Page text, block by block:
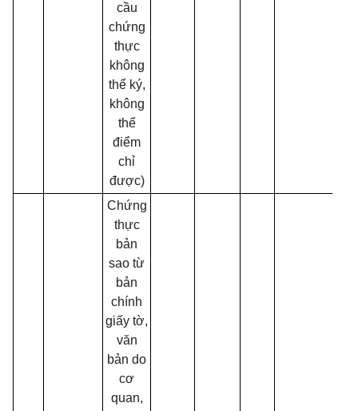
cầu
chứng
thực
không
thể ký,
không
thể
điểm
chỉ
được)
Chứng
thực
bản
sao từ
bản
chính
giấy tờ,
văn
bản do
cơ
quan,